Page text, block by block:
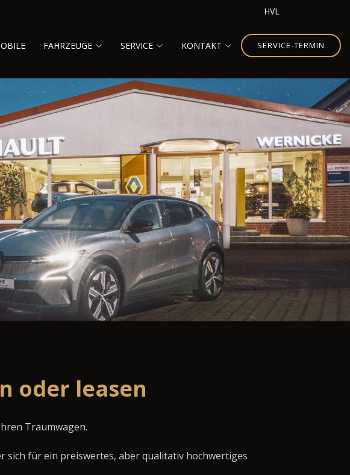
HVL
FAHRZEUGE SERVICE KONTAKT SERVICE-TERMIN
oder leasen
Traumwagen.
sich für ein preiswertes, aber qualitativ hochwertiges